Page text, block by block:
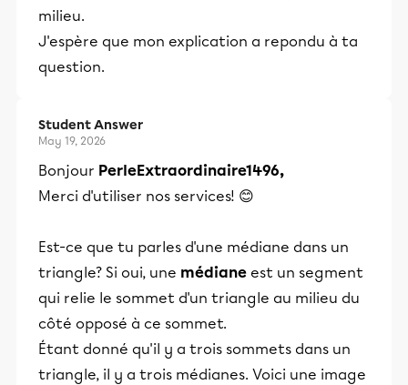
milieu.
J'espère que mon explication a repondu à ta
question.
Student Answer
May 19, 2026
Bonjour PerleExtraordinaire1496,
Merci d'utiliser nos services! 😊
Est-ce que tu parles d'une médiane dans un
triangle? Si oui, ​une médiane est un segment
qui relie le sommet d'un triangle au milieu du
côté opposé à ce sommet.
Étant donné qu'il y a trois sommets dans un
triangle, il y a trois médianes. Voici une image